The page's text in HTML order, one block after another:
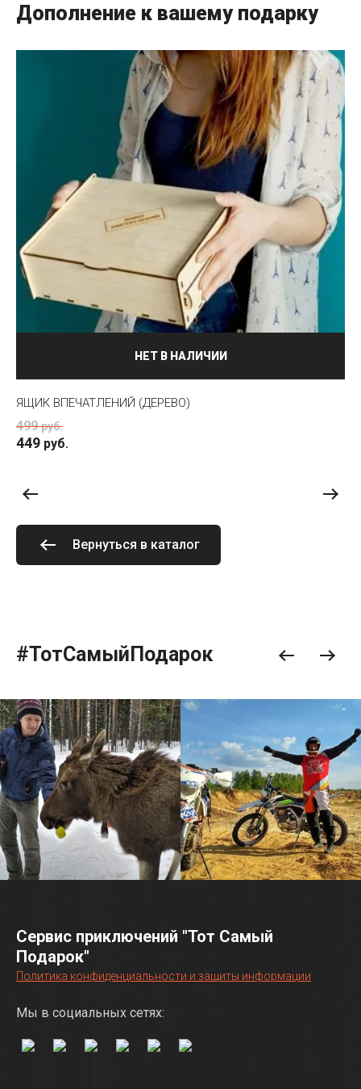
Дополнение к вашему подарку
НЕТ В НАЛИЧИИ
ЯЩИК ВПЕЧАТЛЕНИЙ (ДЕРЕВО)
499 руб.
449 руб.
Вернуться в каталог
#ТотСамыйПодарок
Сервис приключений "Тот Самый
Подарок"
Политика конфиденциальности и защиты информации
Мы в социальных сетях: